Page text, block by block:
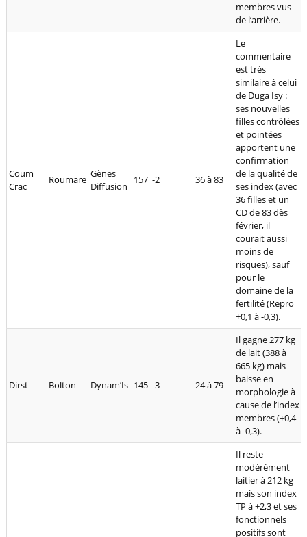
membres vus
de l’arrière.
Coum
Crac
Roumare Gènes
Diffusion
157 -2 36 à 83
Le
commentaire
est très
similaire à celui
de Duga Isy :
ses nouvelles
filles contrôlées
et pointées
apportent une
confirmation
de la qualité de
ses index (avec
36 filles et un
CD de 83 dès
février, il
courait aussi
moins de
risques), sauf
pour le
domaine de la
fertilité (Repro
+0,1 à -0,3).
Dirst Bolton Dynam’Is 145 -3 24 à 79
Il gagne 277 kg
de lait (388 à
665 kg) mais
baisse en
morphologie à
cause de l’index
membres (+0,4
à -0,3).
Il reste
modérément
laitier à 212 kg
mais son index
TP à +2,3 et ses
fonctionnels
positifs sont